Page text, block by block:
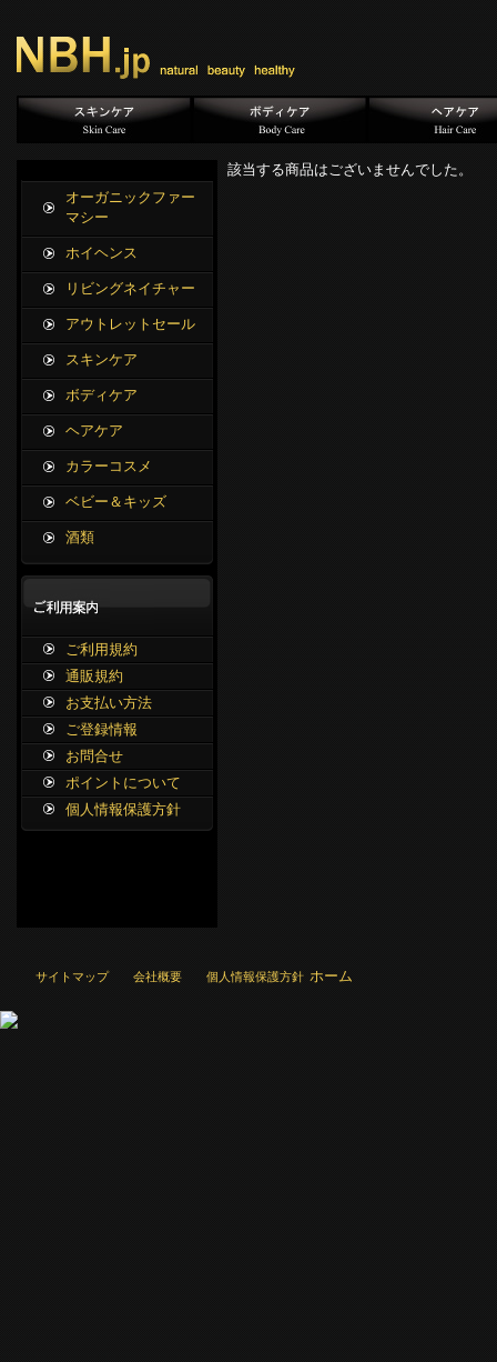
該当する商品はございませんでした。
オーガニックファー
マシー
ホイヘンス
リビングネイチャー
アウトレットセール
スキンケア
ボディケア
ヘアケア
カラーコスメ
ベビー＆キッズ
酒類
ご利用規約
通販規約
お支払い方法
ご登録情報
お問合せ
ポイントについて
個人情報保護方針
ホーム
サイトマップ 会社概要 個人情報保護方針